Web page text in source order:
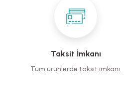
Taksit İmkanı
Tüm ürünlerde taksit imkanı.